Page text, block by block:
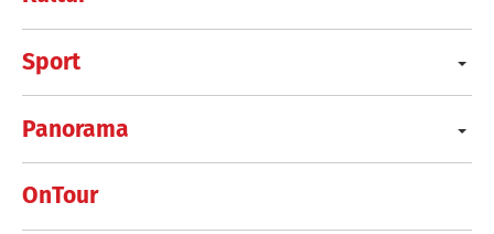
Sport
Panorama
OnTour